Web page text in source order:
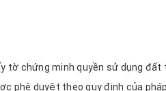
tờ chứng minh quyền sử dụng đất
phê duyệt theo quy định của